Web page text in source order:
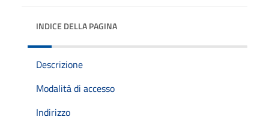
INDICE DELLA PAGINA
Descrizione
Modalità di accesso
Indirizzo